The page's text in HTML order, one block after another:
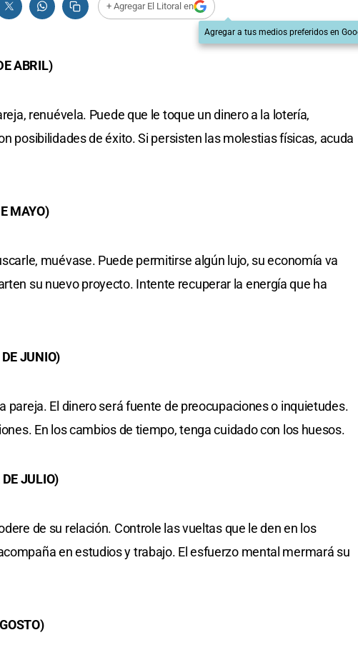
+ Agregar El Litoral en
Agregar a tus medios preferidos en
ABRIL)
renuévela. Puede que le toque un dinero a la lotería,
posibilidades de éxito. Si persisten las molestias físicas, acuda
MAYO)
muévase. Puede permitirse algún lujo, su economía va
su nuevo proyecto. Intente recuperar la energía que ha
JUNIO)
pareja. El dinero será fuente de preocupaciones o inquietudes.
En los cambios de tiempo, tenga cuidado con los huesos.
JULIO)
de su relación. Controle las vueltas que le den en los
en estudios y trabajo. El esfuerzo mental mermará su